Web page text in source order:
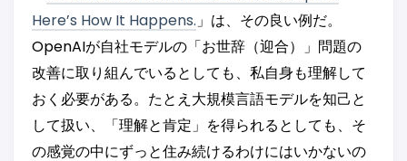
Here’s How It Happens.」は、その良い例だ。
OpenAIが自社モデルの「お世辞（迎合）」問題の
改善に取り組んでいるとしても、私自身も理解して
おく必要がある。たとえ大規模言語モデルを知己と
して扱い、「理解と肯定」を得られるとしても、そ
の感覚の中にずっと住み続けるわけにはいかないの